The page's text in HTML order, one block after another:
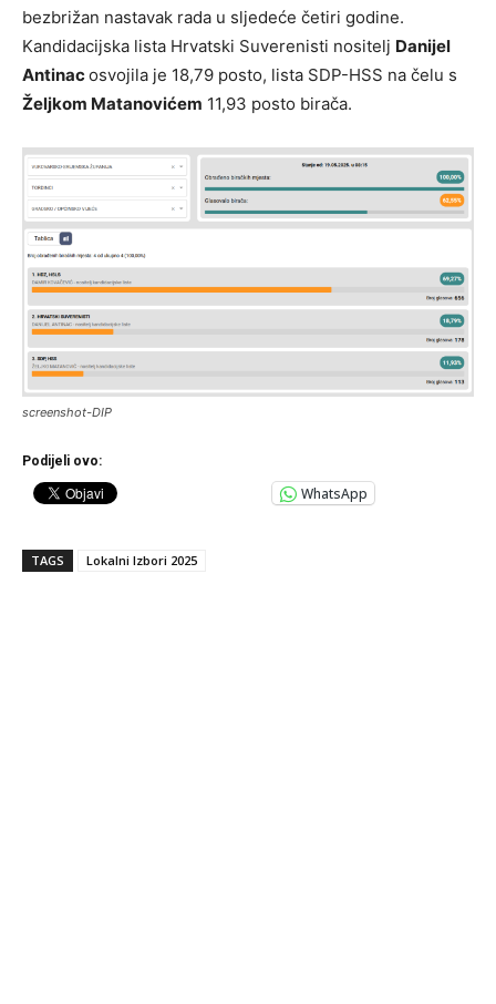
bezbrižan nastavak rada u sljedeće četiri godine.
Kandidacijska lista Hrvatski Suverenisti nositelj Danijel
Antinacosvojila je 18,79 posto, lista SDP-HSS na čelu s
Željkom Matanovićem 11,93 posto birača.
screenshot-DIP
Podijeli ovo:
WhatsApp
TAGS Lokalni Izbori 2025